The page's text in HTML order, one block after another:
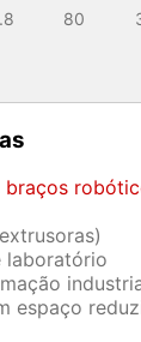
80
braços
laboratório
espaço